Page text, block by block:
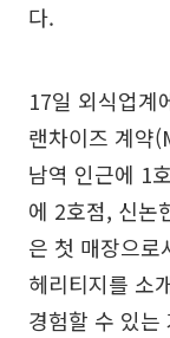
다.
17일 외식업계
랜차이즈 계약
남역 인근에 1
에 2호점, 신논
은 첫 매장으로
헤리티지를 소
경험할 수 있는